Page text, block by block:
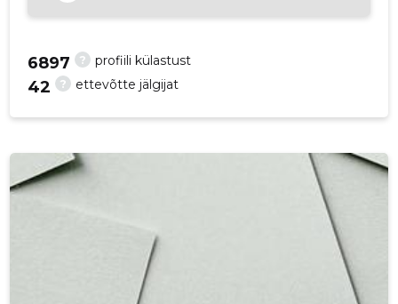
? profiili külastust
6897
? ettevõtte jälgijat
42